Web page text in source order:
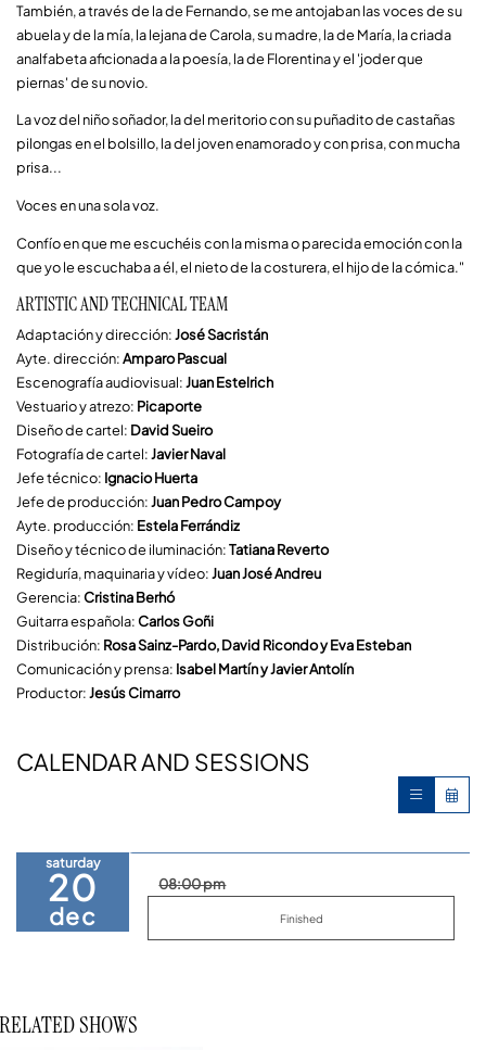
También, a través de la de Fernando, se me antojaban las voces de su
abuela y de la mía, la lejana de Carola, su madre, la de María, la criada
analfabeta aficionada a la poesía, la de Florentina y el 'joder que
piernas' de su novio.
La voz del niño soñador, la del meritorio con su puñadito de castañas
pilongas en el bolsillo, la del joven enamorado y con prisa, con mucha
prisa...
Voces en una sola voz.
Confío en que me escuchéis con la misma o parecida emoción con la
que yo le escuchaba a él, el nieto de la costurera, el hijo de la cómica."
ARTISTIC AND TECHNICAL TEAM
Adaptación y dirección:José Sacristán
Ayte. dirección:Amparo Pascual
Escenografía audiovisual:Juan Estelrich
Vestuario y atrezo: Picaporte
Diseño de cartel: David Sueiro
Fotografía de cartel:Javier Naval
Jefe técnico: Ignacio Huerta
Jefe de producción:Juan Pedro Campoy
Ayte. producción: Estela Ferrándiz
Diseño y técnico de iluminación:Tatiana Reverto
Regiduría, maquinaria y vídeo:Juan José Andreu
Gerencia:Cristina Berhó
Guitarra española:Carlos Goñi
Distribución: Rosa Sainz-Pardo, David Ricondo y Eva Esteban
Comunicación y prensa: Isabel Martín y Javier Antolín
Productor:Jesús Cimarro
CALENDAR AND SESSIONS
saturday
20
dec
08:00 pm
Finished
RELATED SHOWS